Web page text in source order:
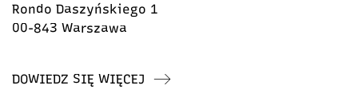
Rondo Daszyńskiego 1
00-843 Warszawa
DOWIEDZ SIĘ WIĘCEJ